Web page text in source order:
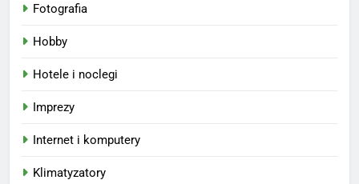
Fotografia
Hobby
Hotele i noclegi
Imprezy
Internet i komputery
Klimatyzatory